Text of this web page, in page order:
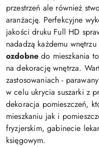
przestrzeń ale również
aranżację. Perfekcyjne
jakości druku Full HD
nadadzą każdemu
ozdobne do mieszkania
na dekorację wnętrza.
zastosowaniach -
w celu ukrycia suszarki z
dekoracja pomieszczeń,
mieszkaniu jak i
fryzjerskim, gabinecie
księgowym.